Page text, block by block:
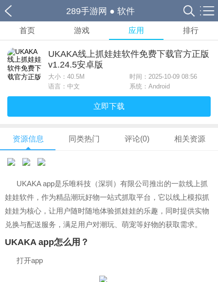
289手游网 ● 软件
首页 游戏 应用 排行
UKAKA线上抓娃娃软件免费下载官方正版
v1.24.5安卓版
大小： 40.5M
时间：2025-10-09 08:56
语言：中文
系统：Android
立即下载
资源信息 同类热门 评论(0) 相关资源
UKAKA app是乐唯科技（深圳）有限公司推出的一款线上抓
娃娃软件，作为精品潮玩好物一站式抓取平台，它以线上模拟抓
娃娃为核心，让用户随时随地体验抓娃娃的乐趣，同时提供实物
兑换与配送服务，满足用户对潮玩、萌宠等好物的获取需求。
UKAKA app怎么用？
打开app